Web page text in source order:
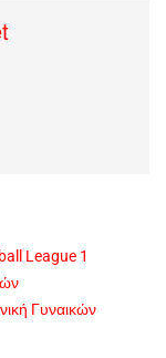
League 1
Γυναικών